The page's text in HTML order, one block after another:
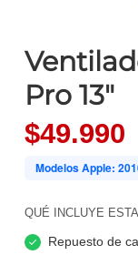
Pro 13"
$49.990
Modelos Apple:
QUÉ INCLUYE ESTA
Repuesto de